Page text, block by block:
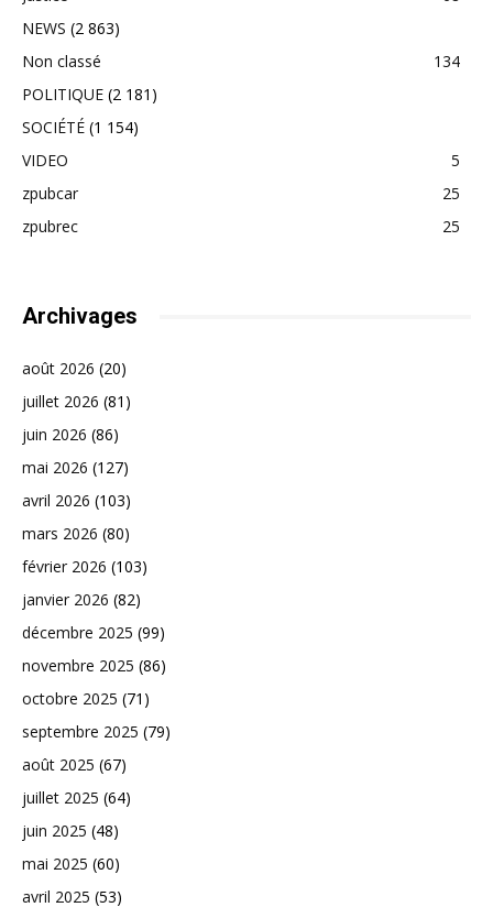
NEWS (2 863)
Non classé
134
POLITIQUE (2 181)
SOCIÉTÉ (1 154)
VIDEO
5
zpubcar
25
zpubrec
25
Archivages
août 2026 (20)
juillet 2026 (81)
juin 2026 (86)
mai 2026 (127)
avril 2026 (103)
mars 2026 (80)
février 2026 (103)
janvier 2026 (82)
décembre 2025 (99)
novembre 2025 (86)
octobre 2025 (71)
septembre 2025 (79)
août 2025 (67)
juillet 2025 (64)
juin 2025 (48)
mai 2025 (60)
avril 2025 (53)